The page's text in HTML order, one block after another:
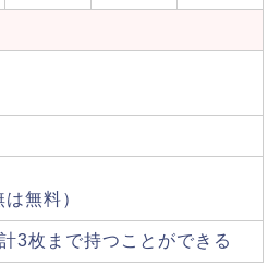
は無料）
3枚まで持つことができる